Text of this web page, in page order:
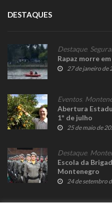
DESTAQUES
Destaque,
Rapaz morre
27 de janeiro de
Eventos,
Abertura
1º de julho
25 de maio de
Destaque,
Escola da
Montenegro
24 de setembro